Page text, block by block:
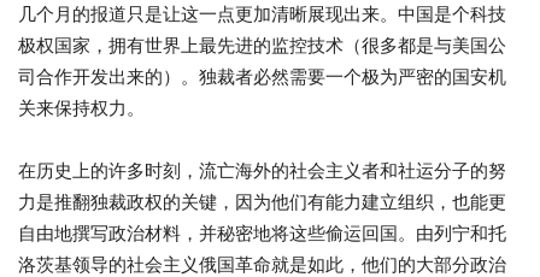
几个月的报道只是让这一点更加清晰展现出来。中国是个科技
极权国家，拥有世界上最先进的监控技术（很多都是与美国公
司合作开发出来的）。独裁者必然需要一个极为严密的国安机
关来保持权力。
在历史上的许多时刻，流亡海外的社会主义者和社运分子的努
力是推翻独裁政权的关键，因为他们有能力建立组织，也能更
自由地撰写政治材料，并秘密地将这些偷运回国。由列宁和托
洛茨基领导的社会主义俄国革命就是如此，他们的大部分政治